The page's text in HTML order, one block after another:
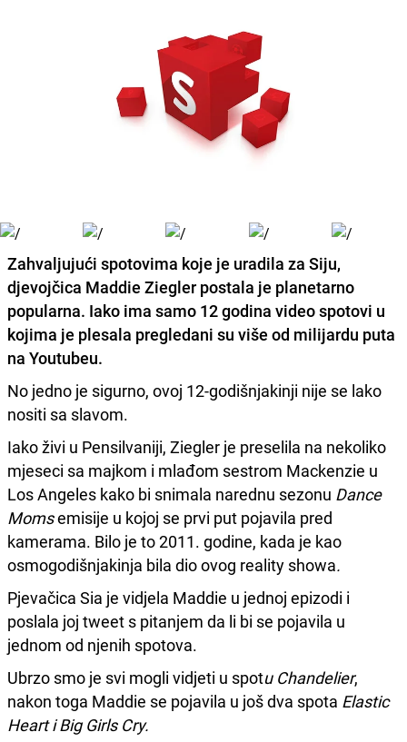
Zahvaljujući spotovima koje je uradila za Siju,
djevojčica Maddie Ziegler postala je planetarno
popularna. Iako ima samo 12 godina video spotovi u
kojima je plesala pregledani su više od milijardu puta
na Youtubeu.
No jedno je sigurno, ovoj 12-godišnjakinji nije se lako
nositi sa slavom.
Iako živi u Pensilvaniji, Ziegler je preselila na nekoliko
mjeseci sa majkom i mlađom sestrom Mackenzie u
Los Angeles kako bi snimala narednu sezonu Dance
Momsemisije u kojoj se prvi put pojavila pred
kamerama. Bilo je to2011. godine, kada je kao
osmogodišnjakinja bila dio ovog reality showa.
Pjevačica Sia je vidjela Maddie u jednoj epizodi i
poslala joj tweet s pitanjem da li bi se pojavila u
jednom od njenih spotova.
Ubrzo smo je svi mogli vidjeti u spotu Chandelier,
nakon toga Maddie se pojavila u još dva spota Elastic
Heart i Big Girls Cry.